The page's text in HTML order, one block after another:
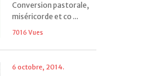
Conversion pastorale,
miséricorde et co ...
7016 Vues
6 octobre, 2014.